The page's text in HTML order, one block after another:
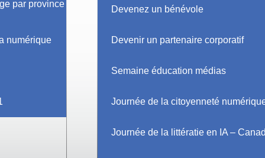
par province et
numérique
Devenez un bénévole
Devenir un partenaire corporatif
Semaine éducation médias
Journée de la citoyenneté
Journée de la littératie en IA –
Blogueur
Rebecca Stanisic